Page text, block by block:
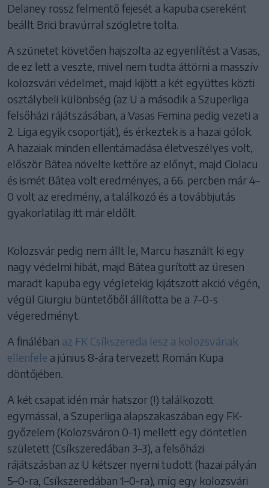
Delaney rossz felmentő fejesét a kapuba csereként
beállt Brici bravúrral szögletre tolta.
A szünetet követően hajszolta az egyenlítést a Vasas,
de ez lett a veszte, mivel nem tudta áttörni a masszív
kolozsvári védelmet, majd kijött a két együttes közti
osztálybeli különbség (az U a második a Szuperliga
felsőházi rájátszásában, a Vasas Femina pedig vezeti a
2. Liga egyik csoportját), és érkeztek is a hazai gólok.
A hazaiak minden ellentámadása életveszélyes volt,
először Bâtea növelte kettőre az előnyt, majd Ciolacu
és ismét Bâtea volt eredményes, a 66. percben már 4–
0 volt az eredmény, a találkozó és a továbbjutás
gyakorlatilag itt már eldőlt.
Kolozsvár pedig nem állt le, Marcu használt ki egy
nagy védelmi hibát, majd Bâtea gurított az üresen
maradt kapuba egy végletekig kijátszott akció végén,
végül Giurgiu büntetőből állította be a 7–0-s
végeredményt.
A fináléban az FK Csíkszereda lesz a kolozsváriak
ellenfele a június 8-ára tervezett Román Kupa
döntőjében.
A két csapat idén már hatszor (!) találkozott
egymással, a Szuperliga alapszakaszában egy FK-
győzelem (Kolozsváron 0–1) mellett egy döntetlen
született (Csíkszeredában 3–3), a felsőházi
rájátszásban az U kétszer nyerni tudott (hazai pályán
5–0-ra, Csíkszeredában 1–0-ra), míg egy kolozsvári